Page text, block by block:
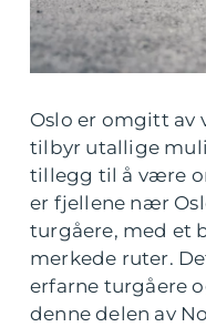
Oslo er omgitt av
tilbyr utallige
tillegg til å være
er fjellene nær
turgåere, med et
merkede ruter.
erfarne turgåere
denne delen av